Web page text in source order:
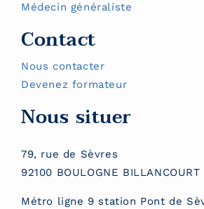
Médecin généraliste
Contact
Nous contacter
Devenez formateur
Nous situer
79, rue de Sèvres
92100 BOULOGNE BILLANCOURT
Métro ligne 9 station Pont de